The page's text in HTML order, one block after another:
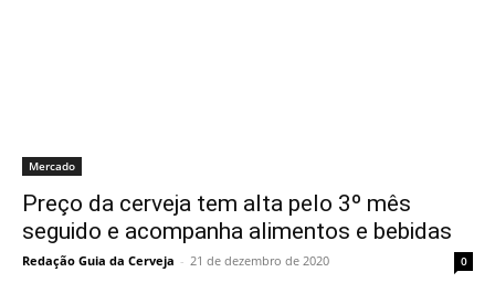
Mercado
Preço da cerveja tem alta pelo 3º mês
seguido e acompanha alimentos e bebidas
Redação Guia da Cerveja - 21 de dezembro de 2020 0